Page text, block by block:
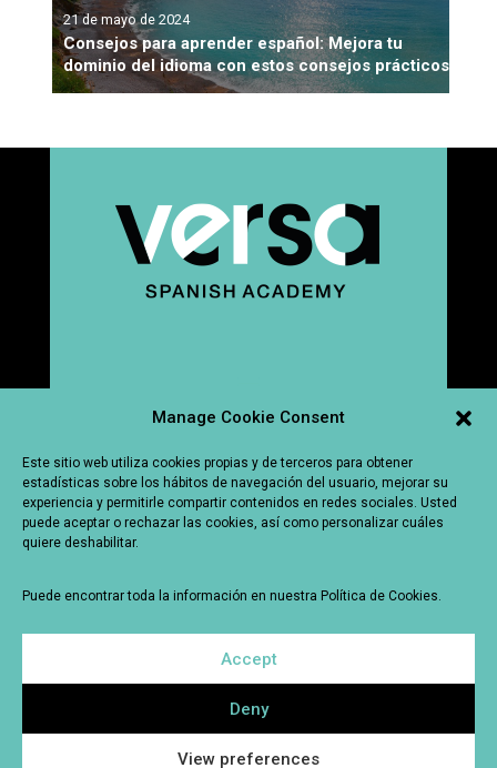
Manage Cookie Consent
Este sitio web utiliza cookies propias y de terceros para obtener
estadísticas sobre los hábitos de navegación del usuario, mejorar su
experiencia y permitirle compartir contenidos en redes sociales. Usted
puede aceptar o rechazar las cookies, así como personalizar cuáles
quiere deshabilitar.
Puede encontrar toda la información en nuestra Política de Cookies.
Accept
Deny
View preferences
21 de mayo de 2024
Consejos para aprender español: Mejora tu
dominio del idioma con estos consejos prácticos
POLÍTICA DE PRIVACIDAD
TÉRMINOS
CENTRO ACREDITADO POR EL INSTITUTO
CERVANTES
GIJÓN, ASTURIAS, SPAIN